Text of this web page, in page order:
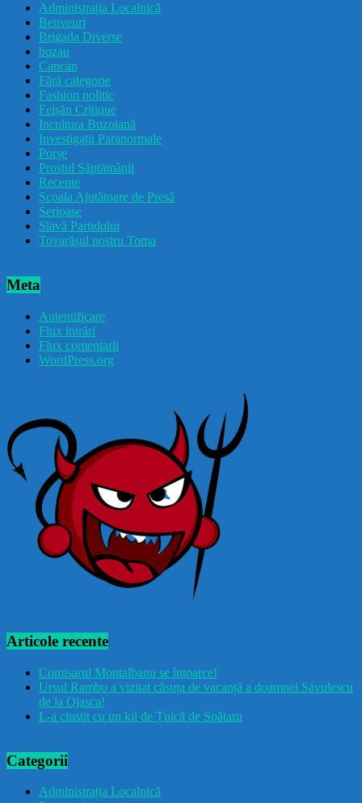
Administrația Localnică
Benveuri
Brigada Diverse
buzau
Cancan
Fără categorie
Fashion politic
Feișăn Critique
Incultura Buzoiană
Investigații Paranormale
Porșe
Prostul Săptămânii
Recente
Școala Ajutătoare de Presă
Serioase
Slavă Partidului
Tovarășul nostru Toma
Meta
Autentificare
Flux intrări
Flux comentarii
WordPress.org
Articole recente
Comisarul Montalbanu se întoarce!
Ursul Rambo a vizitat căsuța de vacanță a doamnei Săvulescu
de la Ojasca!
L-a cinstit cu un kil de Țuică de Spătaru
Categorii
Administrația Localnică